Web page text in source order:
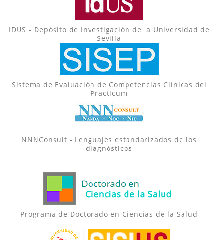
IDUS - Depósito de Investigación de la Universidad de
Sevilla
Sistema de Evaluación de Competencias Clínicas del
Practicum
NNNConsult - Lenguajes estandarizados de los
diagnósticos
Programa de Doctorado en Ciencias de la Salud